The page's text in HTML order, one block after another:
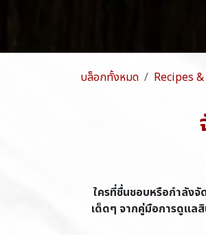
บล็อกทั้งหมด Recipes
ใครที่ชื่นชอบหรือกำลัง
เด็ดๆ จากคู่มือการดูแล